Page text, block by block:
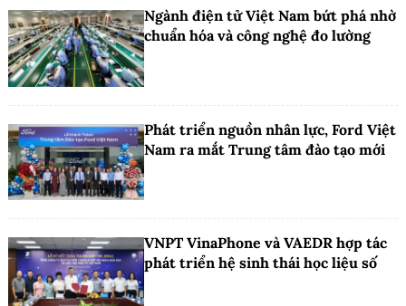
Ngành điện tử Việt Nam bứt phá nhờ
chuẩn hóa và công nghệ đo lường
Phát triển nguồn nhân lực, Ford Việt
Nam ra mắt Trung tâm đào tạo mới
VNPT VinaPhone và VAEDR hợp tác
phát triển hệ sinh thái học liệu số